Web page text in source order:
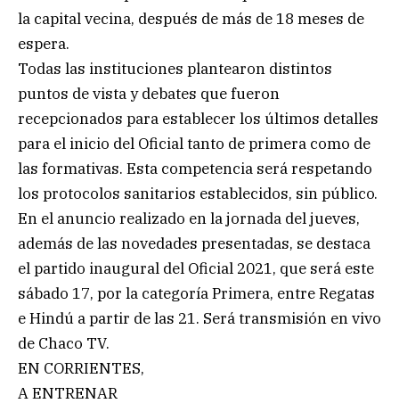
la capital vecina, después de más de 18 meses de
espera.
Todas las instituciones plantearon distintos
puntos de vista y debates que fueron
recepcionados para establecer los últimos detalles
para el inicio del Oficial tanto de primera como de
las formativas. Esta competencia será respetando
los protocolos sanitarios establecidos, sin público.
En el anuncio realizado en la jornada del jueves,
además de las novedades presentadas, se destaca
el partido inaugural del Oficial 2021, que será este
sábado 17, por la categoría Primera, entre Regatas
e Hindú a partir de las 21. Será transmisión en vivo
de Chaco TV.
EN CORRIENTES,
A ENTRENAR